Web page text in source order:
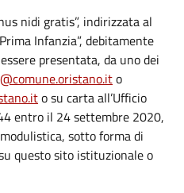
nidi gratis”, indirizzata al
Infanzia”, debitamente
presentata, da uno dei
o
o su carta all’Ufficio
entro il 24 settembre 2020,
sotto forma di
questo sito istituzionale o